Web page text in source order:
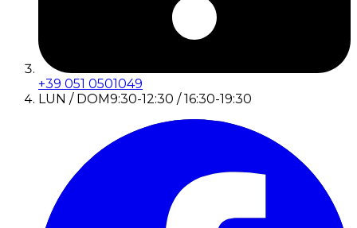
+39 051 0501049
LUN / DOM9:30-12:30 / 16:30-19:30